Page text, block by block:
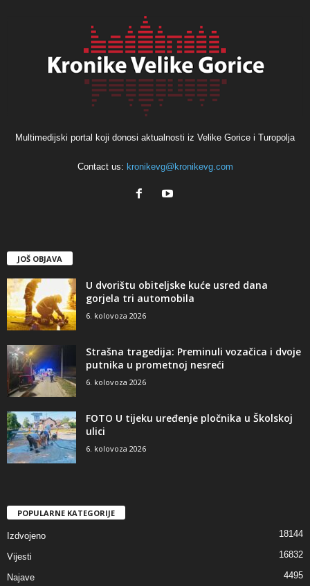
Multimedijski portal koji donosi aktualnosti iz Velike Gorice i Turopolja
Contact us: kronikevg@kronikevg.com
JOŠ OBJAVA
U dvorištu obiteljske kuće usred dana
gorjela tri automobila
6. kolovoza 2026
Strašna tragedija: Preminuli vozačica i dvoje
putnika u prometnoj nesreći
6. kolovoza 2026
FOTO U tijeku uređenje pločnika u Školskoj
ulici
6. kolovoza 2026
POPULARNE KATEGORIJE
Izdvojeno 18144
Vijesti 16832
Najave 4495